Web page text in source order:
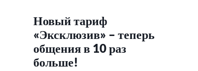
Новый тариф
«Эксклюзив» – теперь
общения в 10 раз
больше!